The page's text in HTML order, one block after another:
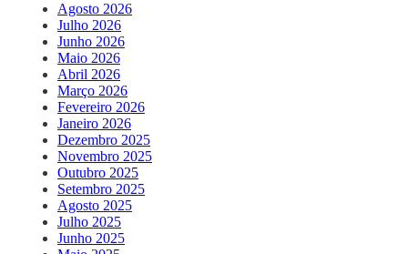
Agosto 2026
Julho 2026
Junho 2026
Maio 2026
Abril 2026
Março 2026
Fevereiro 2026
Janeiro 2026
Dezembro 2025
Novembro 2025
Outubro 2025
Setembro 2025
Agosto 2025
Julho 2025
Junho 2025